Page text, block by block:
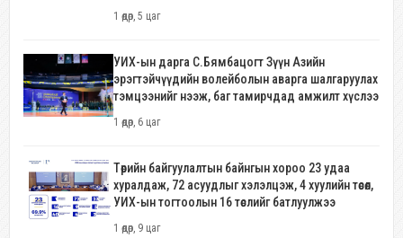
1 өдөр, 5 цаг
УИХ-ын дарга С.Бямбацогт Зүүн Азийн
эрэгтэйчүүдийн волейболын аварга шалгаруулах
тэмцээнийг нээж, баг тамирчдад амжилт хүслээ
1 өдөр, 6 цаг
Төрийн байгуулалтын байнгын хороо 23 удаа
хуралдаж, 72 асуудлыг хэлэлцэж, 4 хуулийн төсөл,
УИХ-ын тогтоолын 16 төслийг батлуулжээ
1 өдөр, 9 цаг